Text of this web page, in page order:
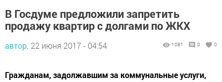
В Госдуме предложили запретить
продажу квартир с долгами по ЖКХ
автор, 22 июня 2017 - 04:54 1081 0 0
Гражданам, задолжавшим за коммунальные услуги,